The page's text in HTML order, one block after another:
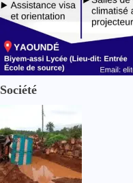
Société